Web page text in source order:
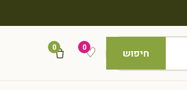
חיפוש ♡
0
0